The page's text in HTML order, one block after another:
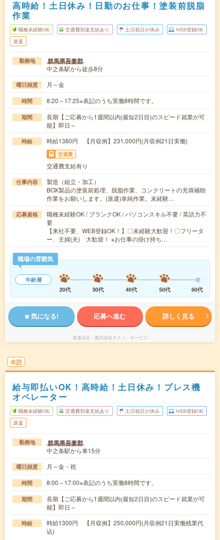
高時給！土日休み！日勤のお仕事！塗装前脱脂
作業
職種未経験OK 交通費別途支給あり 土日祝日が休み WEB登録OK
派遣
勤務地 群馬県吾妻郡
中之条駅から徒歩8分
曜日頻度 月～金
時間 8:20～17:25※表記のうち実働8時間です。
期間
長期【ご応募から1週間以内(最短2日目)のスピード就業が可
能】即日～
時給 時給1380円 【月収例】231,000円(月収例21日実働)
交通費
交通費支給有り
仕事内容
製造（組立・加工）
BOX製品の塗装前処理、脱脂作業、コンクリートの充填補助
作業をお願いします。(派遣)単純作業。未経験…
応募資格
職種未経験OK / ブランクOK / パソコンスキル不要 / 英語力不
要
【来社不要、WEB登録OK！】〇未経験大歓迎！〇フリータ
ー、主婦(夫) 大歓迎！ ※お仕事の掛け持ち…
職場の雰囲気
年齢層
20代
30代 40代 50代 60代
気になる! 応募へ進む 詳しく見る
派遣会社 株式会社テクノ・サービス
未読
給与即払いOK！高時給！土日休み！プレス機
オペレーター
職種未経験OK 交通費別途支給あり 土日祝日が休み WEB登録OK
派遣
勤務地 群馬県吾妻郡
中之条駅から車15分
曜日頻度 月～金・祝
時間 8:00～17:00※表記のうち実働8時間です。
期間
長期【ご応募から1週間以内(最短2日目)のスピード就業が可
能】即日～
時給
時給1300円 【月収例】250,000円(月収例21日実働残業代
込)